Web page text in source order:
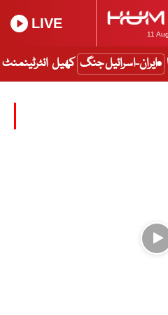
11
LIVE
ایران-اسرائیل جنگ کھیل انٹرٹینمنٹ